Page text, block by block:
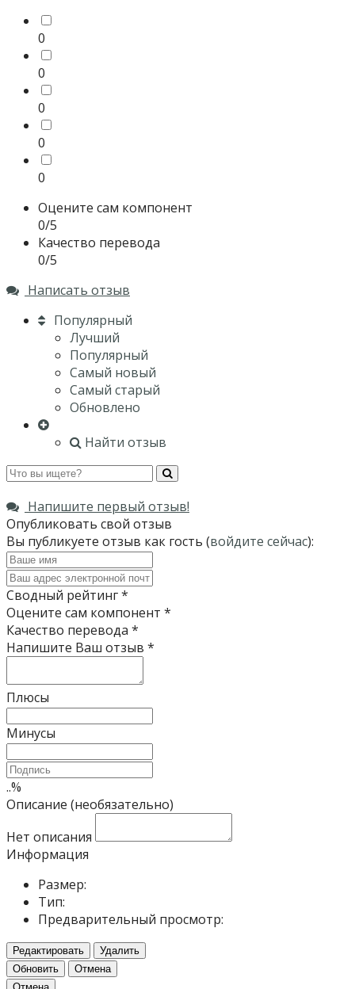
0
0
0
0
0
Оцените сам компонент
0/5
Качество перевода
0/5
Написать отзыв
Популярный
Лучший
Популярный
Самый новый
Самый старый
Обновлено
Найти отзыв
Напишите первый отзыв!
Опубликовать свой отзыв
Вы публикуете отзыв как гость (войдите сейчас):
Сводный рейтинг*
Оцените сам компонент *
Качество перевода *
Напишите Ваш отзыв *
Плюсы
Минусы
..%
Описание (необязательно)
Нет описания
Информация
Размер:
Тип:
Предварительный просмотр:
Редактировать
Удалить
Обновить
Отмена